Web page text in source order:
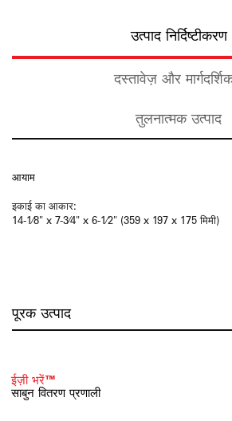
उत्पाद निर्दिष्टीकरण
दस्तावेज़ और
तुलनात्मक उत्पाद
आयाम
इकाई का आकार:
14-1⁄8" x 7-3⁄4" x 6-1⁄2" (359 x 197 x 175 मिमी)
पूरक उत्पाद
ईज़ी भरें™
साबुन वितरण प्रणाली